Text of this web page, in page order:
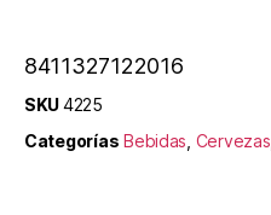
8411327122016
SKU4225
Categorías Bebidas Cervezas